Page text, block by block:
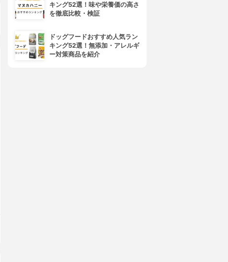
キング52選！味や栄養価の高さ
を徹底比較・検証
ドッグフードおすすめ人気ラン
キング52選！無添加・アレルギ
ー対策商品を紹介